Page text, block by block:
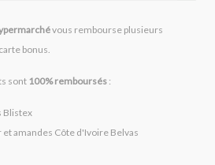
vous rembourse plusieurs
bonus.
sont 100% remboursés :
Blistex
amandes Côte d'Ivoire Belvas